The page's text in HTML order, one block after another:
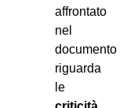
affrontato
nel
documento
riguarda
le